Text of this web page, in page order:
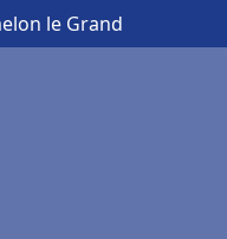
le Grand